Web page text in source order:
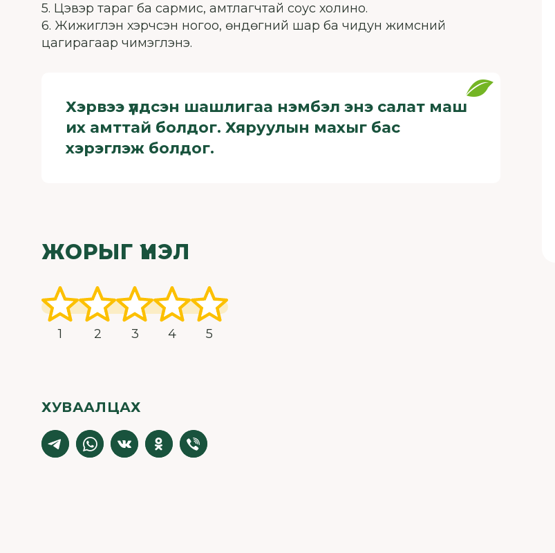
5. Цэвэр тараг ба сармис, амтлагчтай соус холино.
6. Жижиглэн хэрчсэн ногоо, өндөгний шар ба чидун жимсний
цагирагаар чимэглэнэ.
Хэрвээ үлдсэн шашлигаа нэмбэл энэ салат маш
их амттай болдог. Хяруулын махыг бас
хэрэглэж болдог.
ЖОРЫГ ҮНЭЛ
1 2 3 4 5
ХУВААЛЦАХ